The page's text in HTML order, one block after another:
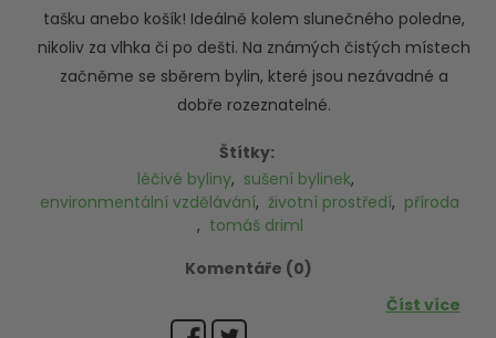
tašku anebo košík! Ideálně kolem slunečného poledne,
nikoliv za vlhka či po dešti. Na známých čistých místech
začněme se sběrem bylin, které jsou nezávadné a
dobře rozeznatelné.
Štítky:
léčivé byliny, sušení bylinek,
environmentální vzdělávání, životní prostředí, příroda
, tomáš driml
Komentáře (0)
Číst více